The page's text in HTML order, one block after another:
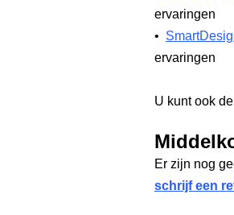
ervaringen
•
ervaringen
U kunt ook
Er zijn nog
schrijf een